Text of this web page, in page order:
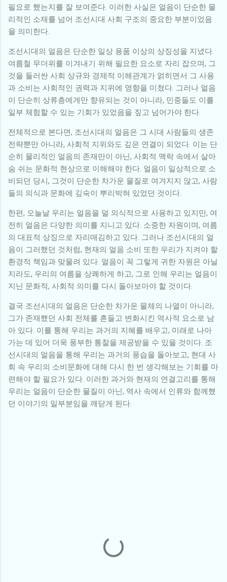
필요로 했는지를 잘 보여준다. 이러한 사실은 얼음이 단순한 물
리적인 소재를 넘어 조선시대 사회 구조의 중요한 부분이었음
을 의미한다.
조선시대의 얼음은 단순한 일상 용품 이상의 상징성을 지녔다.
여름철 무더위를 이겨내기 위해 필요한 요소로 자리 잡으며, 그
것을 둘러싼 사회 상규와 경제적 이해관계가 얽히면서 그 사용
과 소비는 사회적인 권력과 지위에 영향을 미쳤다. 그러나 얼음
이 단순히 상류층에게만 향유되는 것이 아니라, 민중들도 이를
일부 체험할 수 있는 기회가 있었음을 짚고 넘어가야 한다.
전체적으로 본다면, 조선시대의 얼음은 그 시대 사람들의 생존
전략뿐만 아니라, 사회적 지위와도 깊은 연결이 되었다. 이는 단
순히 물리적인 얼음의 존재만이 아닌, 사회적 맥락 속에서 살아
숨 쉬는 문화적 현상으로 이해해야 한다. 얼음이 일상적으로 소
비되던 당시, 그것이 단순한 차가운 물질로 여겨지지 않고, 사람
들의 의식과 문화에 깊숙이 뿌리박혀 있었던 것이다.
한편, 오늘날 우리는 얼음을 덜 의식적으로 사용하고 있지만, 여
전히 얼음은 다양한 의미를 지니고 있다. 소중한 자원이며, 여름
의 대표적 상징으로 자리매김하고 있다. 그러나 조선시대의 얼
음이 그러했던 것처럼, 현재의 얼음 소비 또한 우리가 지켜야 할
환경적 책임과 맞물려 있다. 얼음이 꼭 그렇게 귀한 자원은 아닐
지라도, 우리의 여름을 상쾌하게 하고, 그로 인해 우리는 얼음이
지닌 문화적, 사회적 의미를 다시 돌아보아야 할 것이다.
결국 조선시대의 얼음은 단순한 차가운 물체의 나열이 아니라,
그가 존재했던 사회 전체를 흔들고 변화시킨 역사적 요소로 남
아 있다. 이를 통해 우리는 과거의 지혜를 배우고, 미래로 나아
가는 데 있어 더욱 풍부한 통찰을 제공받을 수 있을 것이다. 조
선시대의 얼음을 통해 우리는 과거의 풍습을 돌아보고, 현대 사
회 속 우리의 소비문화에 대해 다시 한 번 생각해보는 기회를 마
련해야 할 필요가 있다. 이러한 과거와 현재의 연결고리를 통해
우리는 얼음이 단순한 물질이 아닌, 역사 속에서 인류와 함께했
던 이야기의 일부분임을 깨닫게 된다.